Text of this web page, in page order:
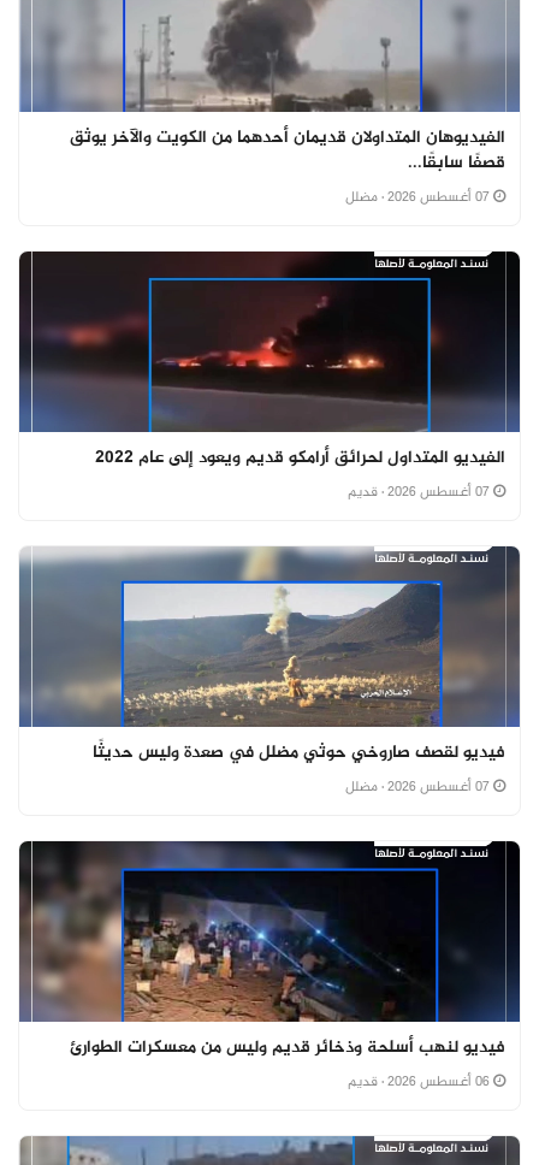
الفيديوهان المتداولان قديمان أحدهما من الكويت والآخر يوثق
قصفًا سابقًا...
· مضلل
الفيديو المتداول لحرائق أرامكو قديم ويعود إلى عام 2022
· قديم
فيديو لقصف صاروخي حوثي مضلل في صعدة وليس حديثًا
· مضلل
فيديو لنهب أسلحة وذخائر قديم وليس من معسكرات الطوارئ
· قديم